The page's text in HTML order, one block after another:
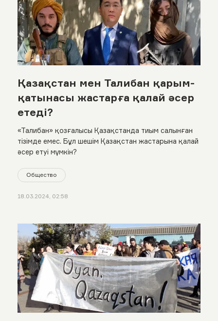
Қазақстан мен Талибан қарым-
қатынасы жастарға қалай әсер
етеді?
«Талибан» қозғалысы Қазақстанда тиым салынған
тізімде емес. Бұл шешім Қазақстан жастарына қалай
әсер етуі мүмкін?
Общество
18.03.2024, 02:58